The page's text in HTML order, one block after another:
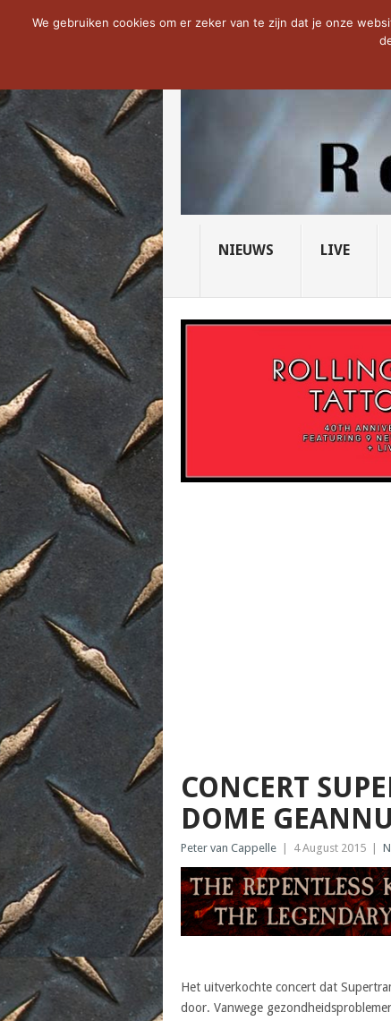
NOW TRENDING: THE VICIOUS HEAD
NIEUWS LIVE
CONCERT
DOME
Peter van Cappelle 4 August 2015
Het uitverkochte concert dat
door. Vanwege
We gebruiken cookies om er zeker van te zijn dat je onze